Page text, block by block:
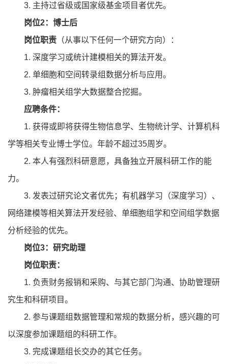
3. 主持过省级或国家级基金项目者优先。
岗位2：博士后
岗位职责 （从事以下任何一个研究方向）：
1. 深度学习或统计建模相关的算法开发。
2. 单细胞和空间转录组数据分析与应用。
3. 肿瘤相关组学大数据整合挖掘。
应聘条件：
1. 获得或即将获得生物信息学、生物统计学、计算机科
学等相关专业博士学位。年龄不超过35周岁。
2. 本人有强烈科研意愿，具备独立开展科研工作的能
力。
3. 发表过研究论文者优先；有机器学习（深度学习）、
网络建模等相关算法开发经验、单细胞组学和空间组学数据
分析经验的优先。
岗位3：研究助理
岗位职责：
1. 负责财务报销和采购、与其它部门沟通、协助管理研
究生和科研项目。
2. 参与课题组数据管理和常规的数据分析，感兴趣的可
以深度参加课题组的科研工作。
3. 完成课题组长交办的其它任务。